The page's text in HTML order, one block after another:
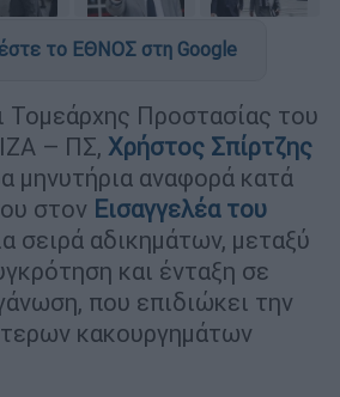
το ΕΘΝΟΣ στη Google
Τομεάρχης Προστασίας του
– ΠΣ, Χρήστος Σπίρτζης
μηνυτήρια αναφορά κατά
στον Εισαγγελέα του
σειρά αδικημάτων, μεταξύ
και ένταξη σε
που επιδιώκει την
κακουργημάτων